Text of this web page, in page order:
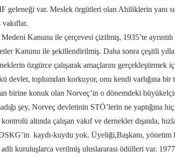
geleneği var. Meslek örgütleri olan Ahiliklerin yanı
Kanunu ile çerçevesi çizilmiş, 1935’te
Kanunu ile şekillendirilmiş. Daha sonra çeşitli
özgürce çalışarak amaçlarını
devlet, toplumdan korkuyor, onu kendi varlığına bir
birine konuk olan Norveç’in o dönemdeki
şey, Norveç devletinin STÖ’lerin ne yaptığına
altında çalışan vakıf ve dernekler dışında,
kaydı-kuydu yok. Üyeliği,Başkanı, yönetim
kuruluşlarca verilmiş uluslararası ödülleri var.